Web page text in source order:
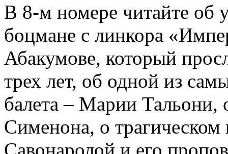
В 8-м номере читайте об
боцмане с линкора
Абакумове, который
трех лет, об одной из
балета – Марии
Сименона, о трагическом
Савонаролой и его